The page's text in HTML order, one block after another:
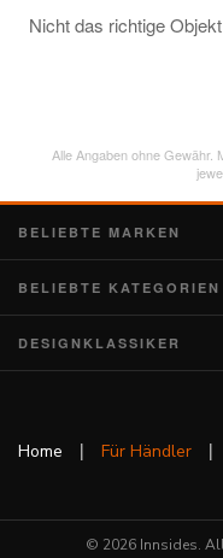
Nicht das richtige
Alle Angaben ohne Gewähr.
BELIEBTE MARKEN
BELIEBTE KATEGORIEN
DESIGNKLASSIKER
Home | Für Händler |
© 2026 Innsides.